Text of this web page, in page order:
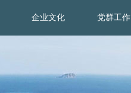
企业文化 党群工作